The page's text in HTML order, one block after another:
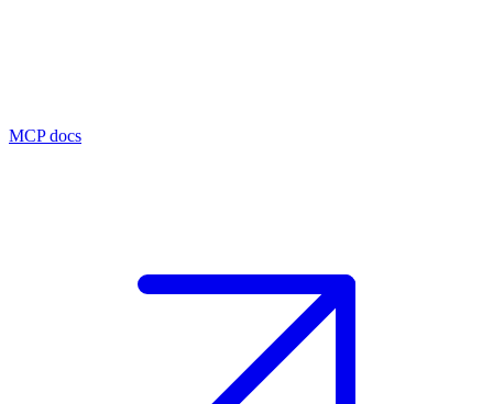
MCP docs